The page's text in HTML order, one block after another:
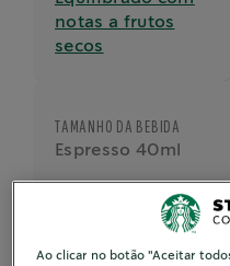
notas a frutos
secos
TAMANHO DA BEBIDA
Espresso 40ml
Ao clicar no botão "Aceitar